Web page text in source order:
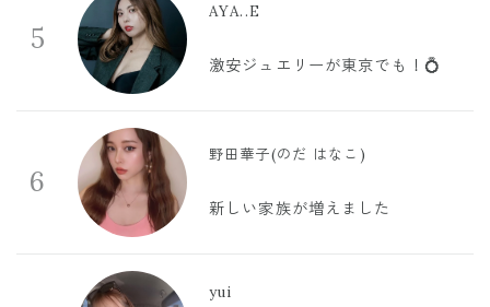
5
AYA..E
激安ジュエリーが東京でも！💍
6
野田華子(のだ はなこ)
新しい家族が増えました
yui